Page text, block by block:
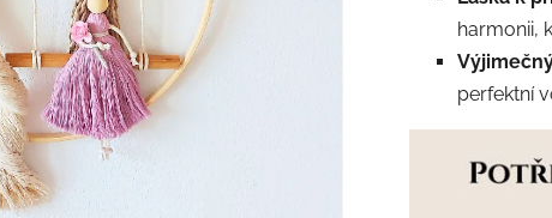
harmonii,
perfektní